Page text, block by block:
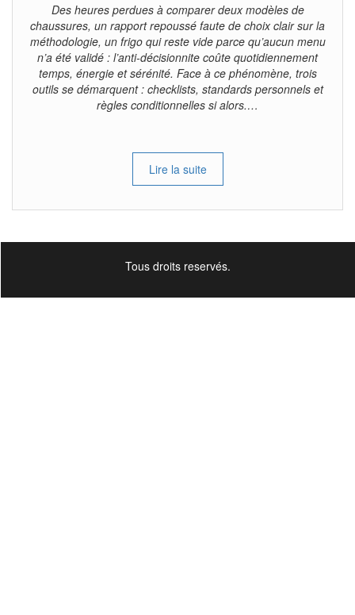
Des heures perdues à comparer deux modèles de
chaussures, un rapport repoussé faute de choix clair sur la
méthodologie, un frigo qui reste vide parce qu’aucun menu
n’a été validé : l’anti-décisionnite coûte quotidiennement
temps, énergie et sérénité. Face à ce phénomène, trois
outils se démarquent : checklists, standards personnels et
règles conditionnelles si alors.…
Lire la suite
Tous droits reservés.